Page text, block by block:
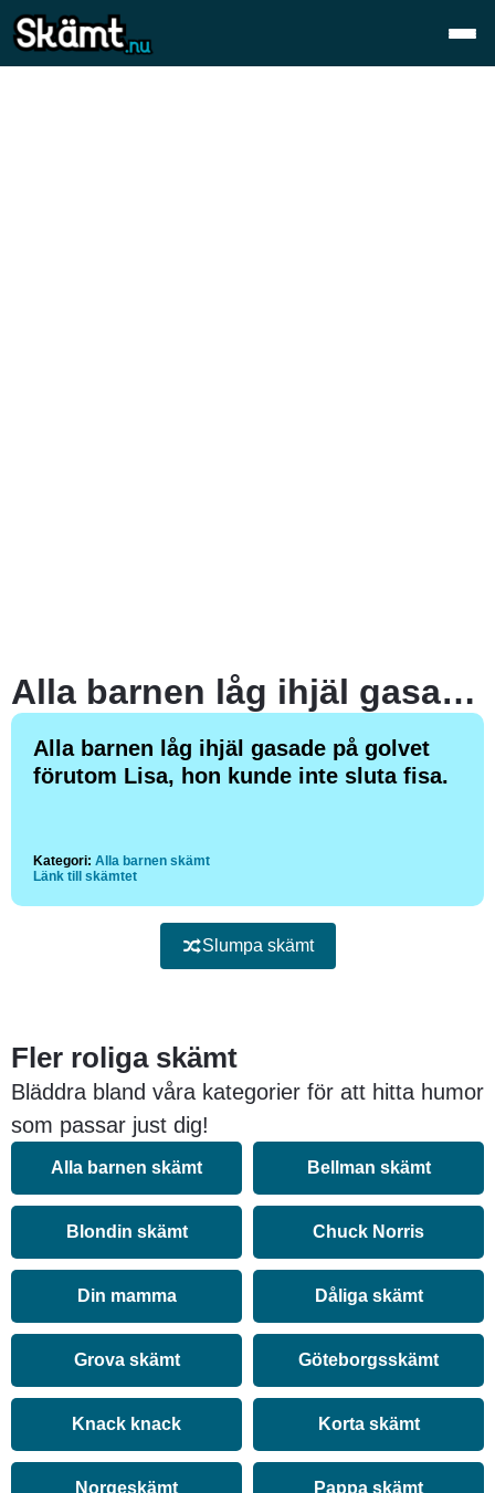
Alla barnen låg ihjäl gasade på golvet förutom Lisa, hon kunde inte sluta fisa.
Alla barnen låg ihjäl gasade på golvet
förutom Lisa, hon kunde inte sluta fisa.
Kategori: Alla barnen skämt
Länk till skämtet
Slumpa skämt
Fler roliga skämt
Bläddra bland våra kategorier för att hitta humor
som passar just dig!
Alla barnen skämt Bellman skämt
Blondin skämt Chuck Norris
Din mamma Dåliga skämt
Grova skämt Göteborgsskämt
Knack knack Korta skämt
Norgeskämt Pappa skämt